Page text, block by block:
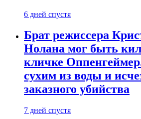
6 дней спустя
Брат режиссера
Нолана мог быть
кличке
сухим из воды и
заказного убийства
7 дней спустя